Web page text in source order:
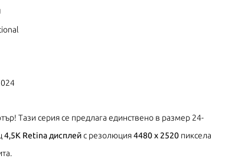
Тази серия се предлага единствено в размер 24-
4,5K Retina дисплейс резолюция4480 x 2520 пиксела